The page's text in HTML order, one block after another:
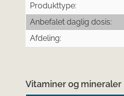
Produkttype:
Anbefalet daglig dosis:
Afdeling:
Vitaminer og mineraler